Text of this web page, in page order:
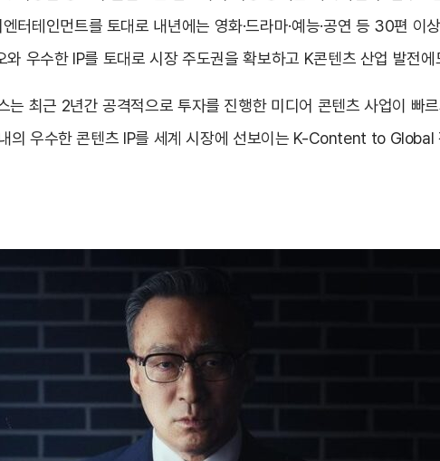
터테인먼트를 토대로 내년에는 영화·드라마·예능·공연 등 30편 이
와 우수한 IP를 토대로 시장 주도권을 확보하고 K콘텐츠 산업 발전
는 최근 2년간 공격적으로 투자를 진행한 미디어 콘텐츠 사업이 빠
의 우수한 콘텐츠 IP를 세계 시장에 선보이는 K-Content to